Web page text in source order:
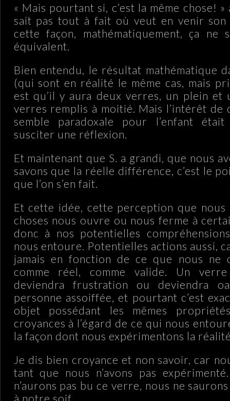
« Mais pourtant si, c’est la même chose!
sait pas tout à fait où veut en venir
cette façon, mathématiquement, ça ne
équivalent.
Bien entendu, le résultat mathématique
(qui sont en réalité le même cas, mais
est qu’il y aura deux verres, un plein et
verres remplis à moitié. Mais l’intérêt de
semble paradoxale pour l’enfant
susciter une réflexion.
Et maintenant que S. a grandi, que nous
savons que la réelle différence, c’est le
que l’on s’en fait.
Et cette idée, cette perception que nous
choses nous ouvre ou nous ferme à
donc à nos potentielles
nous entoure. Potentielles actions aussi,
jamais en fonction de ce que nous ne
comme réel, comme valide. Un
deviendra frustration ou deviendra
personne assoiffée, et pourtant c’est
objet possédant les mêmes
croyances à l’égard de ce qui nous
la façon dont nous expérimentons la
Je dis bien croyance et non savoir, car
tant que nous n’avons pas
n’aurons pas bu ce verre, nous ne
à notre soif.